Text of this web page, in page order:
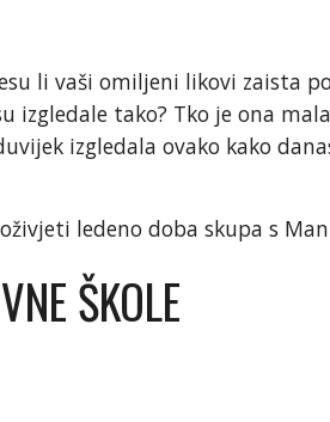
li vaši omiljeni likovi zaista
tako? Tko je ona
izgledala ovako kako
ledeno doba skupa s
ŠKOLE